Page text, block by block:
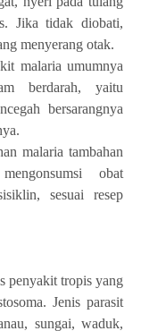
Jika tidak diobati,
menyerang otak.
malaria umumnya
berdarah, yaitu
bersarangnya
malaria tambahan
obat
sesuai resep
penyakit tropis yang
Jenis parasit
sungai, waduk,